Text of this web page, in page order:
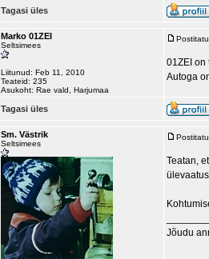
Tagasi üles
Marko 01ZEI
Seltsimees
Liitunud: Feb 11, 2010
Teateid: 235
Asukoht: Rae vald, Harjumaa
01ZEI on
Autoga
Tagasi üles
Sm. Västrik
Seltsimees
Teatan,
Jõudu